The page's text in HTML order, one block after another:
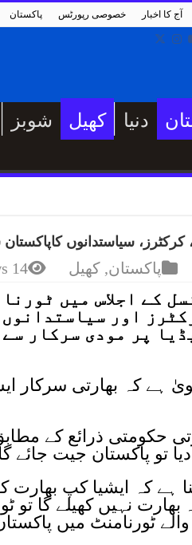
پاکستان خصوصی رپورٹس آج کا اخبار
شوبز کھیل دنیا
کرکٹرز، سیاستدانوں
پاکستان, کھیل 14 Views
کے اجلاس میں
اور
پر مودی سرکار
ہے کہ بھارتی سرکار
حکومتی ذرائع کے
تو پاکستان جیت جائے
ہے کہ ایشیا کپ
بھارت نہیں کھیلے گا
والے ٹورنامنٹ میں